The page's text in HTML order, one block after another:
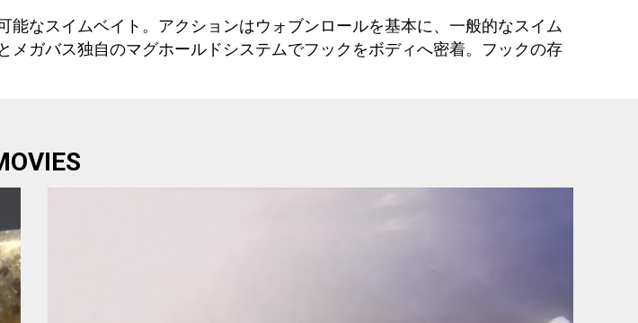
なスイムベイト。アクションはウォブンロールを基本に、一般的なスイム
ガバス独自のマグホールドシステムでフックをボディへ密着。フックの存